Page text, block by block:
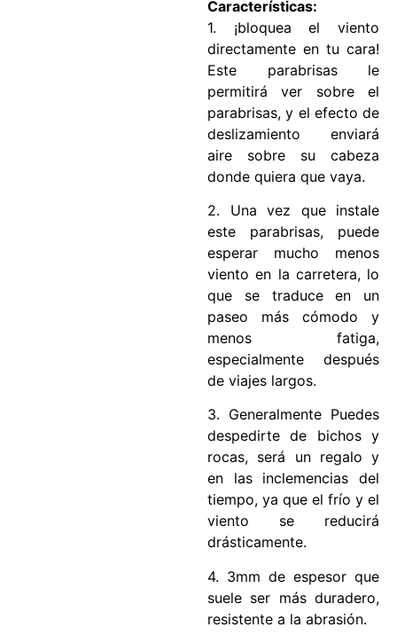
Características:
1. ¡bloquea el viento
directamente en tu cara!
Este parabrisas le
permitirá ver sobre el
parabrisas, y el efecto de
deslizamiento enviará
aire sobre su cabeza
donde quiera que vaya.
2. Una vez que instale
este parabrisas, puede
esperar mucho menos
viento en la carretera, lo
que se traduce en un
paseo más cómodo y
menos fatiga,
especialmente después
de viajes largos.
3. Generalmente Puedes
despedirte de bichos y
rocas, será un regalo y
en las inclemencias del
tiempo, ya que el frío y el
viento se reducirá
drásticamente.
4. 3mm de espesor que
suele ser más duradero,
resistente a la abrasión.